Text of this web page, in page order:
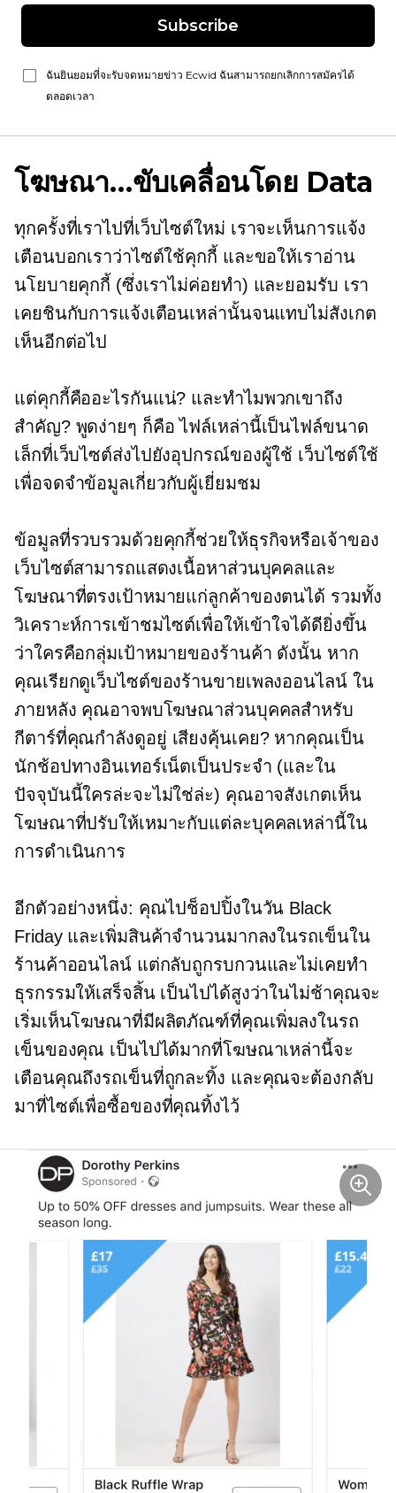
Subscribe
ฉันยินยอมที่จะรับจดหมายข่าว Ecwid ฉันสามารถยกเลิกการสมัครได้
ตลอดเวลา
โฆษณา…ขับเคลื่อนโดย Data
ทุกครั้งที่เราไปที่เว็บไซต์ใหม่ เราจะเห็นการแจ้ง
เตือนบอกเราว่าไซต์ใช้คุกกี้ และขอให้เราอ่าน
นโยบายคุกกี้ (ซึ่งเราไม่ค่อยทำ) และยอมรับ เรา
เคยชินกับการแจ้งเตือนเหล่านั้นจนแทบไม่สังเกต
เห็นอีกต่อไป
แต่คุกกี้คืออะไรกันแน่? และทำไมพวกเขาถึง
สำคัญ? พูดง่ายๆ ก็คือ ไฟล์เหล่านี้เป็นไฟล์ขนาด
เล็กที่เว็บไซต์ส่งไปยังอุปกรณ์ของผู้ใช้ เว็บไซต์ใช้
เพื่อจดจำข้อมูลเกี่ยวกับผู้เยี่ยมชม
ข้อมูลที่รวบรวมด้วยคุกกี้ช่วยให้ธุรกิจหรือเจ้าของ
เว็บไซต์สามารถแสดงเนื้อหาส่วนบุคคลและ
โฆษณาที่ตรงเป้าหมายแก่ลูกค้าของตนได้ รวมทั้ง
วิเคราะห์การเข้าชมไซต์เพื่อให้เข้าใจได้ดียิ่งขึ้น
ว่าใครคือกลุ่มเป้าหมายของร้านค้า ดังนั้น หาก
คุณเรียกดูเว็บไซต์ของร้านขายเพลงออนไลน์ ใน
ภายหลัง คุณอาจพบโฆษณาส่วนบุคคลสำหรับ
กีตาร์ที่คุณกำลังดูอยู่ เสียงคุ้นเคย? หากคุณเป็น
นักช้อปทางอินเทอร์เน็ตเป็นประจำ (และใน
ปัจจุบันนี้ใครล่ะจะไม่ใช่ล่ะ) คุณอาจสังเกตเห็น
โฆษณาที่ปรับให้เหมาะกับแต่ละบุคคลเหล่านี้ใน
การดำเนินการ
อีกตัวอย่างหนึ่ง: คุณไปช็อปปิ้งในวัน Black
Friday และเพิ่มสินค้าจำนวนมากลงในรถเข็นใน
ร้านค้าออนไลน์ แต่กลับถูกรบกวนและไม่เคยทำ
ธุรกรรมให้เสร็จสิ้น เป็นไปได้สูงว่าในไม่ช้าคุณจะ
เริ่มเห็นโฆษณาที่มีผลิตภัณฑ์ที่คุณเพิ่มลงในรถ
เข็นของคุณ เป็นไปได้มากที่โฆษณาเหล่านี้จะ
เตือนคุณถึงรถเข็นที่ถูกละทิ้ง และคุณจะต้องกลับ
มาที่ไซต์เพื่อซื้อของที่คุณทิ้งไว้